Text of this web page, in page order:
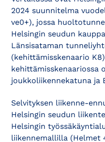
2024 suunnitelma
ve0+), jossa
Helsingin seudun
Länsisataman
(kehittämisskenaario
kehittämisskenaariossa
joukkoliikennekatuna ja
Selvityksen liikenne-
Helsingin seudun
Helsingin
liikennemallilla (Helmet